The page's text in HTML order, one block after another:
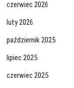
czerwiec 2026
luty 2026
październik 2025
lipiec 2025
czerwiec 2025